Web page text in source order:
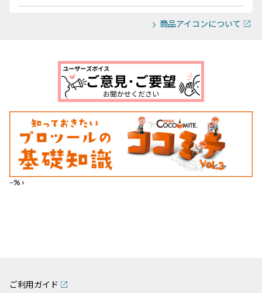
商品アイコンについて
--%>
ご利用ガイド